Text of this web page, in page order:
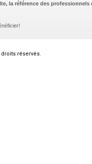
la référence des professionnels
droits réservés.